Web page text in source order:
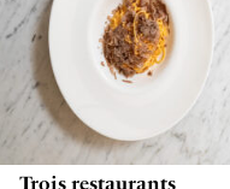
Trois restaurants